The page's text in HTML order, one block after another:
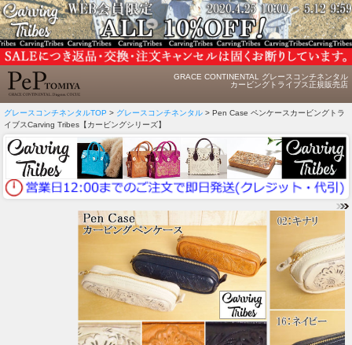
GRACE CONTINENTAL グレースコンチネンタル
カービングトライブス正規販売店
グレースコンチネンタルTOP > グレースコンチネンタル > Pen Case ペンケースカービングトラ
イブスCarving Tribes【カービングシリーズ】